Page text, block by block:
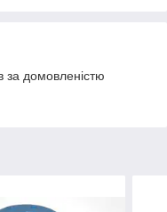
за домовленістю